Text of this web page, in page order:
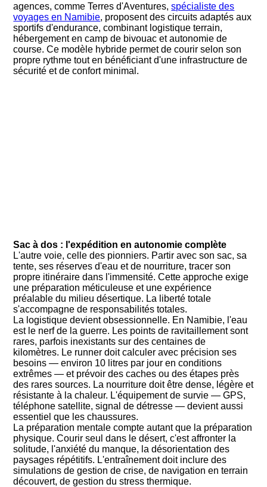
agences, comme Terres d'Aventures,spécialiste des
voyages en Namibie, proposent des circuits adaptés aux
sportifs d'endurance, combinant logistique terrain,
hébergement en camp de bivouac et autonomie de
course. Ce modèle hybride permet de courir selon son
propre rythme tout en bénéficiant d'une infrastructure de
sécurité et de confort minimal.
Sac à dos : l'expédition en autonomie complète
L'autre voie, celle des pionniers. Partir avec son sac, sa
tente, ses réserves d'eau et de nourriture, tracer son
propre itinéraire dans l'immensité. Cette approche exige
une préparation méticuleuse et une expérience
préalable du milieu désertique. La liberté totale
s'accompagne de responsabilités totales.
La logistique devient obsessionnelle. En Namibie, l'eau
est le nerf de la guerre. Les points de ravitaillement sont
rares, parfois inexistants sur des centaines de
kilomètres. Le runner doit calculer avec précision ses
besoins — environ 10 litres par jour en conditions
extrêmes — et prévoir des caches ou des étapes près
des rares sources. La nourriture doit être dense, légère et
résistante à la chaleur. L'équipement de survie — GPS,
téléphone satellite, signal de détresse — devient aussi
essentiel que les chaussures.
La préparation mentale compte autant que la préparation
physique. Courir seul dans le désert, c'est affronter la
solitude, l'anxiété du manque, la désorientation des
paysages répétitifs. L'entraînement doit inclure des
simulations de gestion de crise, de navigation en terrain
découvert, de gestion du stress thermique.